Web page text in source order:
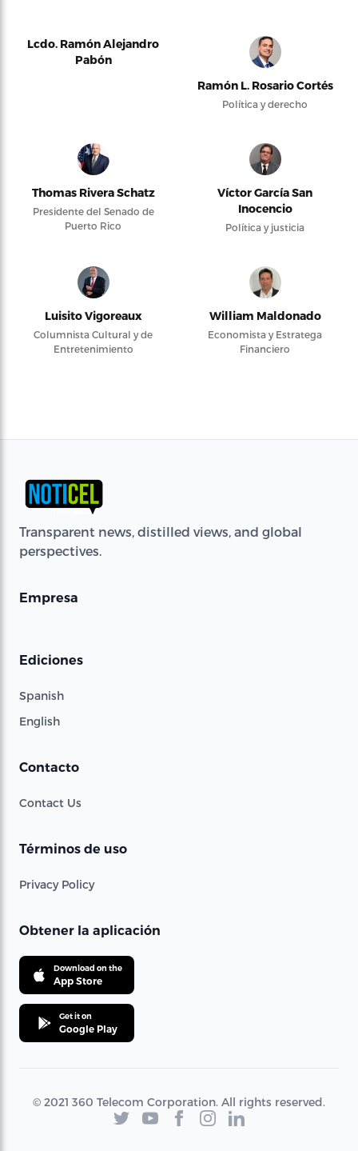
Lcdo. Ramón Alejandro
Pabón
Ramón L. Rosario Cortés
Política y derecho
Thomas Rivera Schatz
Presidente del Senado de
Puerto Rico
Víctor García San
Inocencio
Política y justicia
Luisito Vigoreaux
Columnista Cultural y de
Entretenimiento
William Maldonado
Economista y Estratega
Financiero
Transparent news, distilled views, and global
perspectives.
Empresa
Ediciones
Spanish
English
Contacto
Contact Us
Términos de uso
Privacy Policy
Obtener la aplicación
Download on the
App Store
Get it on
Google Play
© 2021 360 Telecom Corporation. All rights reserved.